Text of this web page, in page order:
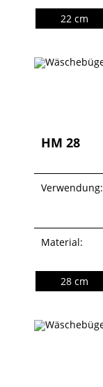
22 cm
HM 28
Verwendung:
Material:
28 cm